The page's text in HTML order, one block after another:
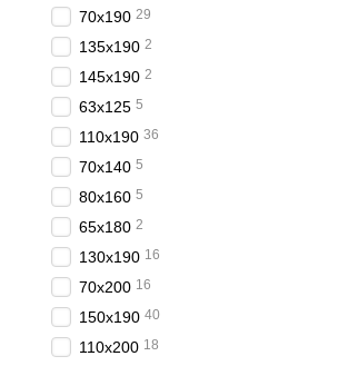
70x190 29
135x190 2
145x190 2
63x125 5
110x190 36
70x140 5
80x160 5
65x180 2
130x190 16
70x200 16
150x190 40
110x200 18